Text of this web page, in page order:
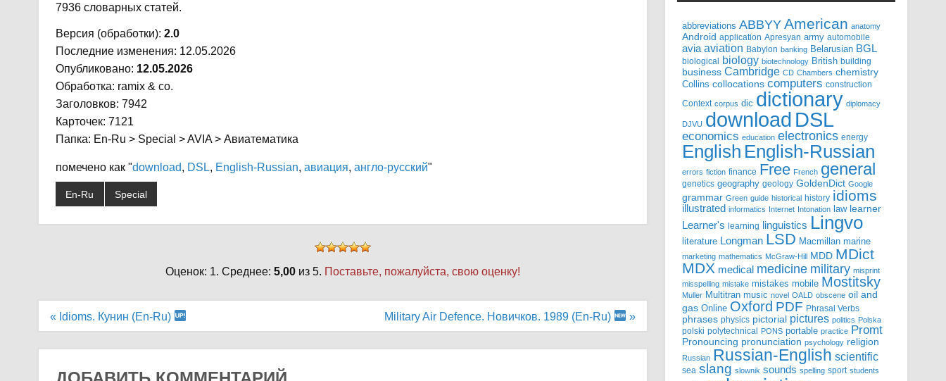
7936 словарных статей.
Версия (обработки): 2.0
Последние изменения: 12.05.2026
Опубликовано: 12.05.2026
Обработка: ramix & co.
Заголовков: 7942
Карточек: 7121
Папка: En-Ru > Special > AVIA > Авиатематика
помечено как "download, DSL, English-Russian, авиация, англо-русский"
En-Ru Special
Оценок: 1. Среднее: 5,00из 5. Поставьте, пожалуйста, свою оценку!
Навигация
« Idioms. Кунин (En-Ru) Military Air Defence. Новичков. 1989 (En-Ru) »
abbreviations ABBYY American anatomy
Android application Apresyan army automobile
avia aviation Babylon banking Belarusian BGL
biological biology biotechnology British building
business Cambridge CD Chambers chemistry
Collins collocations computers construction
Context corpus dic dictionary diplomacy
DJVU download DSL
economics education electronics energy
English English-Russian
errors fiction finance Free French general
genetics geography geology GoldenDict Google
grammar Green guide historical history idioms
illustrated informatics Internet Intonation law learner
Learner's learning linguistics Lingvo
literature Longman LSD Macmillan marine
marketing mathematics McGraw-Hill MDD MDict
MDX medical medicine military misprint
misspelling mistake mistakes mobile Mostitsky
Muller Multitran music novel OALD obscene oil and
gas Online Oxford PDF Phrasal Verbs
phrases physics pictorial pictures politics Polska
polski polytechnical PONS portable practice Promt
Pronouncing pronunciation psychology religion
Russian Russian-English scientific
sea slang slownik sounds spelling sport students